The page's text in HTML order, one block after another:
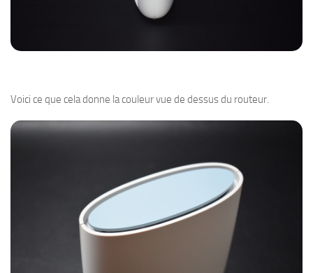
Voici ce que cela donne la couleur vue de dessus du routeur.